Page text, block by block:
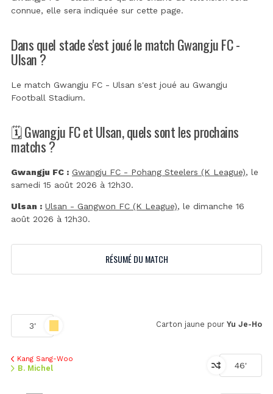
connue, elle sera indiquée sur cette page.
Dans quel stade s'est joué le match Gwangju FC -
Ulsan ?
Le match Gwangju FC - Ulsan s'est joué au Gwangju
Football Stadium.
🗓️ Gwangju FC et Ulsan, quels sont les prochains
matchs ?
Gwangju FC : Gwangju FC - Pohang Steelers (K League), le
samedi 15 août 2026 à 12h30.
Ulsan : Ulsan - Gangwon FC (K League), le dimanche 16
août 2026 à 12h30.
RÉSUMÉ DU MATCH
3' Carton jaune pour Yu Je-Ho
46'
Kang Sang-Woo
B. Michel